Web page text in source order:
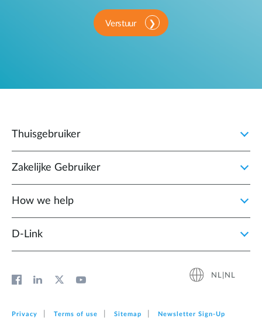
Verstuur
Thuisgebruiker
Zakelijke Gebruiker
How we help
D‑Link
NL|NL
Privacy Terms of use Sitemap Newsletter Sign‑Up